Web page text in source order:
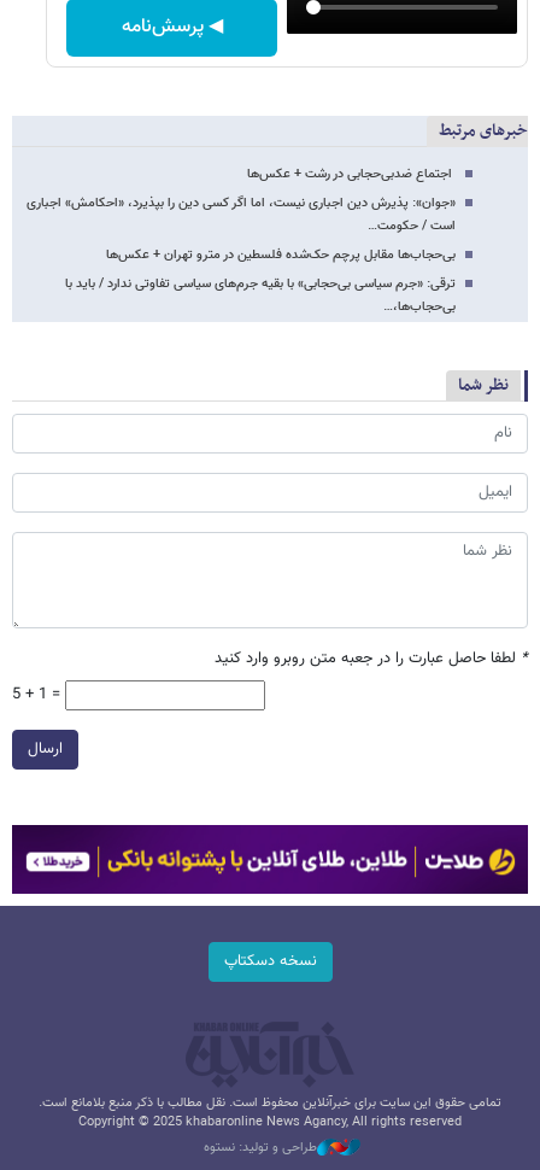
◀ پرسش‌نامه
خبرهای مرتبط
اجتماع‌ ضدبی‌حجابی در رشت + عکس‌ها
«جوان»: پذیرش دین اجباری نیست، اما اگر کسی دین را بپذیرد، «احکامش» اجباری
است / حکومت…
بی‌حجاب‌ها مقابل پرچم حک‌شده فلسطین در مترو تهران + عکس‌ها
ترقی: «جرم سیاسی بی‌حجابی» با بقیه جرم‌های سیاسی تفاوتی ندارد / باید با
بی‌حجاب‌ها،…
نظر شما
* لطفا حاصل عبارت را در جعبه متن روبرو وارد کنید
5 + 1 =
ارسال
نسخه دسکتاپ
تمامی حقوق این سایت برای خبرآنلاین محفوظ است. نقل مطالب با ذکر منبع بلامانع است.
Copyright © 2025 khabaronline News Agancy, All rights reserved
طراحی و تولید: نستوه